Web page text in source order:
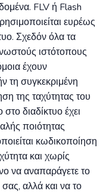
FLV ή Flash
ευρέως
Σχεδόν όλα τα
ιστότοπους
έχουν
τη συγκεκριμένη
της ταχύτητας του
διαδίκτυο έχει
ποιότητας
κωδικοποίηση
και χωρίς
να αναπαράγετε το
αλλά και να το